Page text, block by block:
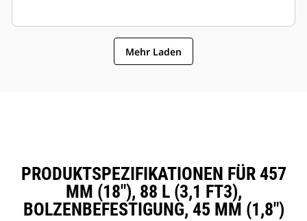
Mehr Laden
PRODUKTSPEZIFIKATIONEN FÜR 457
MM (18"), 88 L (3,1 FT3),
BOLZENBEFESTIGUNG, 45 MM (1,8")